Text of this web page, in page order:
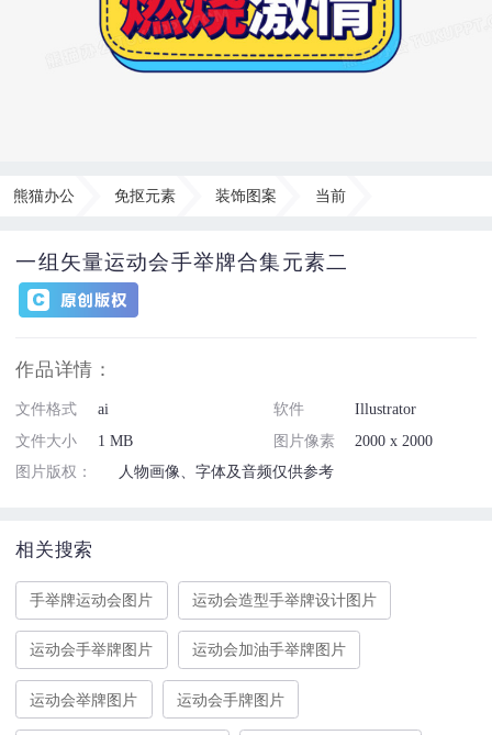
熊猫办公 免抠元素 装饰图案 当前
一组矢量运动会手举牌合集元素二
作品详情：
文件格式 ai 软件
Illustrator
文件大小
1 MB 图片像素
2000 x 2000
图片版权：
人物画像、字体及音频仅供参考
相关搜索
手举牌运动会图片 运动会造型手举牌设计图片
运动会手举牌图片 运动会加油手举牌图片
运动会举牌图片 运动会手牌图片